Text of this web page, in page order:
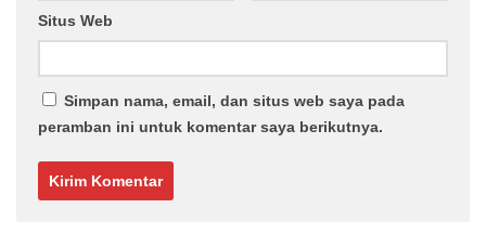
Situs Web
Simpan nama, email, dan situs web saya pada
peramban ini untuk komentar saya berikutnya.